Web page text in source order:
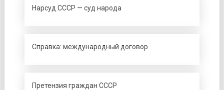
Нарсуд СССР — суд народа
Справка: международный договор
Претензия граждан СССР